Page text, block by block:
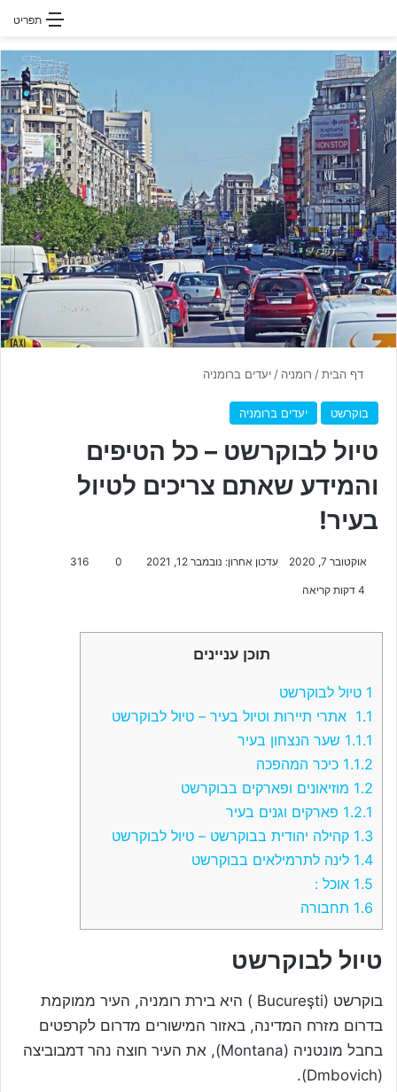
תפריט
דף הבית/ רומניה / יעדים ברומניה
בוקרשט יעדים ברומניה
טיול לבוקרשט – כל הטיפים
והמידע שאתם צריכים לטיול
בעיר!
אוקטובר 7, 2020 עדכון אחרון: נובמבר 12, 2021 0
316
תוכן עניינים
1 טיול לבוקרשט
1.1 אתרי תיירות וטיול בעיר – טיול לבוקרשט
1.1.1 שער הנצחון בעיר
1.1.2 כיכר המהפכה
1.2 מוזיאונים ופארקים בבוקרשט
1.2.1 פארקים וגנים בעיר
1.3 קהילה יהודית בבוקרשט – טיול לבוקרשט
1.4 לינה לתרמילאים בבוקרשט
1.5 אוכל :
1.6 תחבורה
טיול לבוקרשט
בוקרשט (Bucureşti ) היא בירת רומניה, העיר ממוקמת
בדרום מזרח המדינה, באזור המישורים מדרום לקרפטים
בחבל מונטניה (Montana), את העיר חוצה נהר דמבוביצה
(Dmbovich).